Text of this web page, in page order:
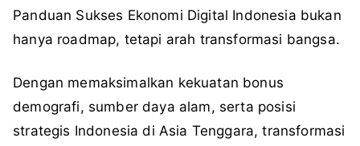
Panduan Sukses Ekonomi Digital Indonesia bukan
hanya roadmap, tetapi arah transformasi bangsa.
Dengan memaksimalkan kekuatan bonus
demografi, sumber daya alam, serta posisi
strategis Indonesia di Asia Tenggara, transformasi